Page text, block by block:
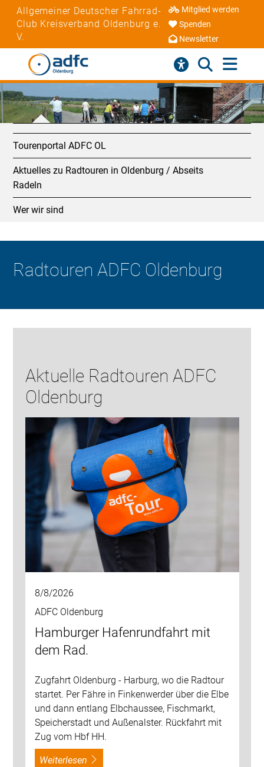
Allgemeiner Deutscher Fahrrad-
Club Kreisverband Oldenburg e.
V.
Mitglied werden
Spenden
Newsletter
Tourenportal ADFC OL
Aktuelles zu Radtouren in Oldenburg / Abseits
Radeln
Wer wir sind
Radtouren ADFC Oldenburg
Aktuelle Radtouren ADFC
Oldenburg
8/8/2026
ADFC Oldenburg
Hamburger Hafenrundfahrt mit
dem Rad.
Zugfahrt Oldenburg - Harburg, wo die Radtour
startet. Per Fähre in Finkenwerder über die Elbe
und dann entlang Elbchaussee, Fischmarkt,
Speicherstadt und Außenalster. Rückfahrt mit
Zug vom Hbf HH.
weiterlesen